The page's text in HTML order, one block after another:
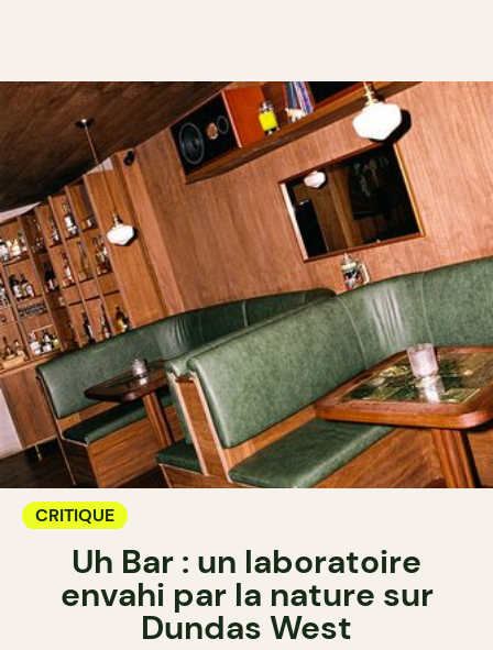
CRITIQUE
Uh Bar : un laboratoire
envahi par la nature sur
Dundas West